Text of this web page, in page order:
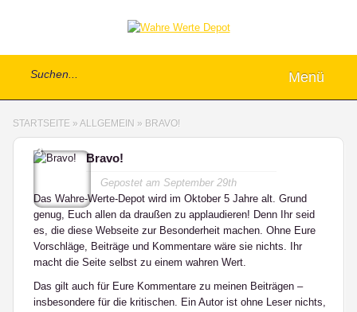
Menü
STARTSEITE » ALLGEMEIN » BRAVO!
3 Bravo!
Gepostet am September 29th
Das Wahre-Werte-Depot wird im Oktober 5 Jahre alt. Grund
genug, Euch allen da draußen zu applaudieren! Denn Ihr seid
es, die diese Webseite zur Besonderheit machen. Ohne Eure
Vorschläge, Beiträge und Kommentare wäre sie nichts. Ihr
macht die Seite selbst zu einem wahren Wert.
Das gilt auch für Eure Kommentare zu meinen Beiträgen –
insbesondere für die kritischen. Ein Autor ist ohne Leser nichts,